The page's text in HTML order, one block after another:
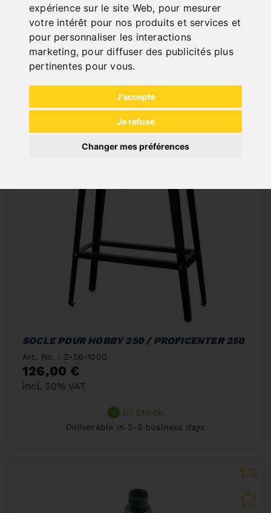
expérience sur le site Web, pour mesurer
votre intérêt pour nos produits et services et
pour personnaliser les interactions
marketing, pour diffuser des publicités plus
pertinentes pour vous.
J'accepte
Je refuse
Changer mes préférences
SOCLE MODÈLE D1
Art. No. : 56-1050
308,40 €
incl. 20% VAT
In Stock
Deliverable in 2-3 business days
SOCLE POUR HOBBY 250 / PROFICENTER 250
Art. No. : Z-56-1000
126,00 €
incl. 20% VAT
In Stock
Deliverable in 2-3 business days